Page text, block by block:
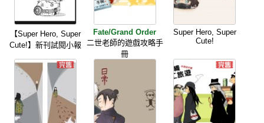
【Super Hero, Super
Cute!】新刊試閱小報
Fate/Grand Order
二世老師的遊戲攻略手
冊
Super Hero, Super
Cute!